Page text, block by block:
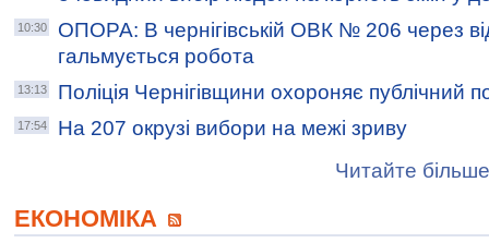
10:30
ОПОРА: В чернігівській ОВК № 206 через
гальмується робота
13:13 Поліція Чернігівщини охороняє публічний
17:54
На 207 окрузі вибори на межі зриву
Читайте
ЕКОНОМІКА